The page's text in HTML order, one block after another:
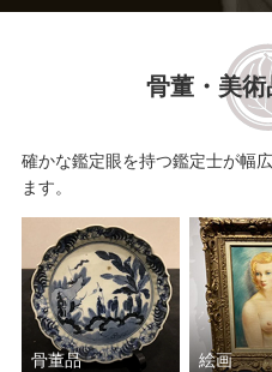
骨董・美術
確かな鑑定眼を持つ鑑定士が幅
ます。
骨董品 絵画